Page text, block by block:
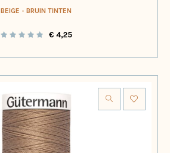
BEIGE - BRUIN TINTEN
€ 4,25